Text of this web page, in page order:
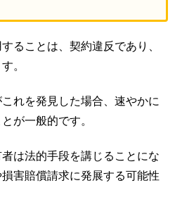
ることは、契約違反であり、
。
れを発見した場合、速やかに
が一般的です。
は法的手段を講じることにな
害賠償請求に発展する可能性